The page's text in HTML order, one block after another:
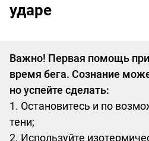
ударе
Важно! Первая помощь
время бега. Сознание
но успейте сделать:
1. Остановитесь и по
тени;
2. Используйте